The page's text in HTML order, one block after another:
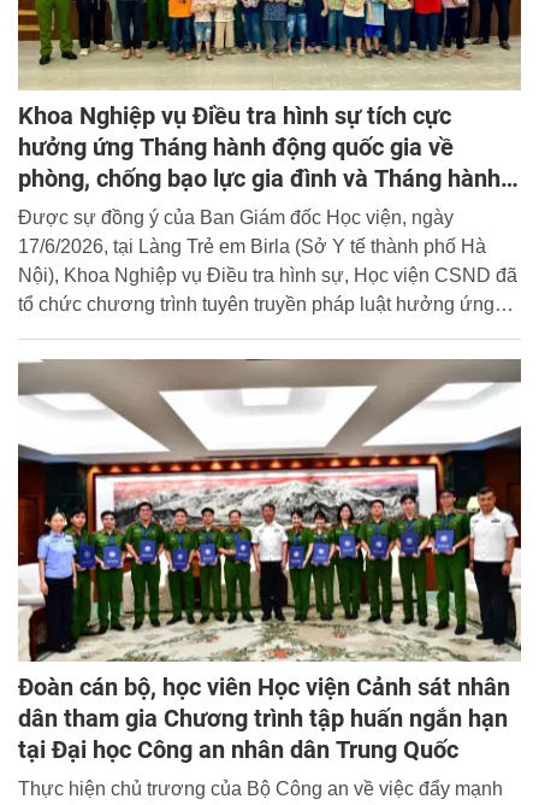
Khoa Nghiệp vụ Điều tra hình sự tích cực
hưởng ứng Tháng hành động quốc gia về
phòng, chống bạo lực gia đình và Tháng hành
động vì Trẻ em năm 2026
Được sự đồng ý của Ban Giám đốc Học viện, ngày
17/6/2026, tại Làng Trẻ em Birla (Sở Y tế thành phố Hà
Nội), Khoa Nghiệp vụ Điều tra hình sự, Học viện CSND đã
tổ chức chương trình tuyên truyền pháp luật hưởng ứng
đình và Tháng hành động vì Trẻ em năm 2026.
Đoàn cán bộ, học viên Học viện Cảnh sát nhân
dân tham gia Chương trình tập huấn ngắn hạn
tại Đại học Công an nhân dân Trung Quốc
Thực hiện chủ trương của Bộ Công an về việc đẩy mạnh